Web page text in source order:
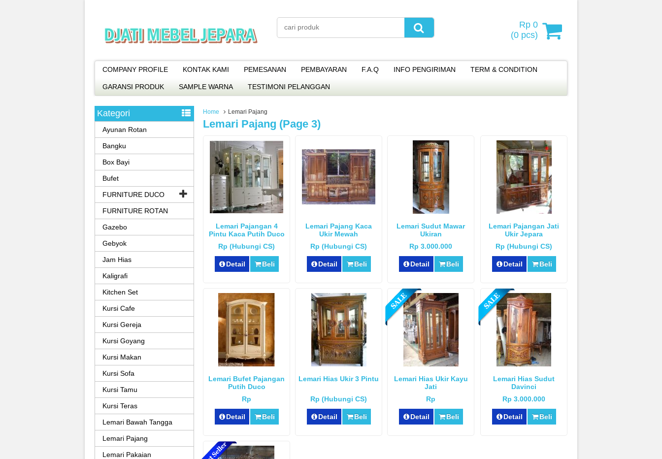
Rp 0
(0 pcs)
COMPANY PROFILE KONTAK KAMI PEMESANAN PEMBAYARAN F.A.Q INFO PENGIRIMAN TERM & CONDITION
GARANSI PRODUK SAMPLE WARNA TESTIMONI PELANGGAN
Home Lemari Pajang
Lemari Pajang (page 3)
Lemari Pajangan 4
Pintu Kaca Putih Duco
Rp (Hubungi CS)
Detail Beli
Lemari Pajang Kaca
Ukir Mewah
Rp (Hubungi CS)
Detail Beli
Lemari Sudut Mawar
Ukiran
Rp 3.000.000
Detail Beli
Lemari Pajangan Jati
Ukir Jepara
Rp (Hubungi CS)
Detail Beli
Lemari Bufet Pajangan
Putih Duco
Rp
Detail Beli
Lemari Hias Ukir 3 Pintu
Rp (Hubungi CS)
Detail Beli
Lemari Hias Ukir Kayu
Jati
Rp
Detail Beli
Lemari Hias Sudut
Davinci
Rp 3.000.000
Detail Beli
Kategori
Ayunan Rotan
Bangku
Box Bayi
Bufet
FURNITURE DUCO
FURNITURE ROTAN
Gazebo
Gebyok
Jam Hias
Kaligrafi
Kitchen Set
Kursi Cafe
Kursi Gereja
Kursi Goyang
Kursi Makan
Kursi Sofa
Kursi Tamu
Kursi Teras
Lemari Bawah Tangga
Lemari Pajang
Lemari Pakaian